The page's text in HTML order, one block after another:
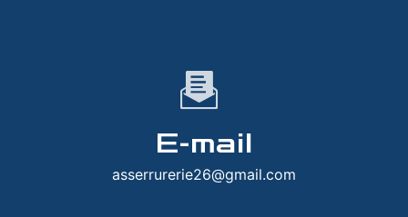
E-mail
asserrurerie26@gmail.com